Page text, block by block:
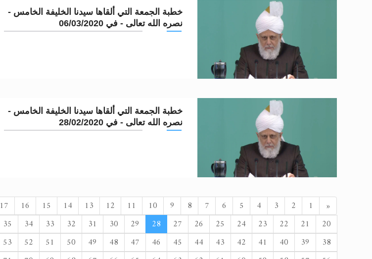
خطبة الجمعة التي ألقاها سيدنا الخليفة الخامس -
نصره الله تعالى - في 06/03/2020
خطبة الجمعة التي ألقاها سيدنا الخليفة الخامس -
نصره الله تعالى - في 28/02/2020
« السابق1
2
3
4
5
6
7
8
9
10
11
12
13
14
15
16
17
20
21
22
23
24
25
26
27
28
29
30
31
32
33
34
35
38
39
40
41
42
43
44
45
46
47
48
49
50
51
52
53